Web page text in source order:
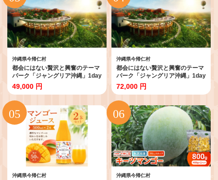
沖縄県今帰仁村
都会にはない贅沢と興奮のテーマ
パーク「ジャングリア沖縄」1day
チケット (大人2名)【1186827】
49,000 円
沖縄県今帰仁村
都会にはない贅沢と興奮のテーマ
パーク「ジャングリア沖縄」1day
チケット (大人3名)【1186830】
72,000 円
沖縄県今帰仁村 沖縄県今帰仁村